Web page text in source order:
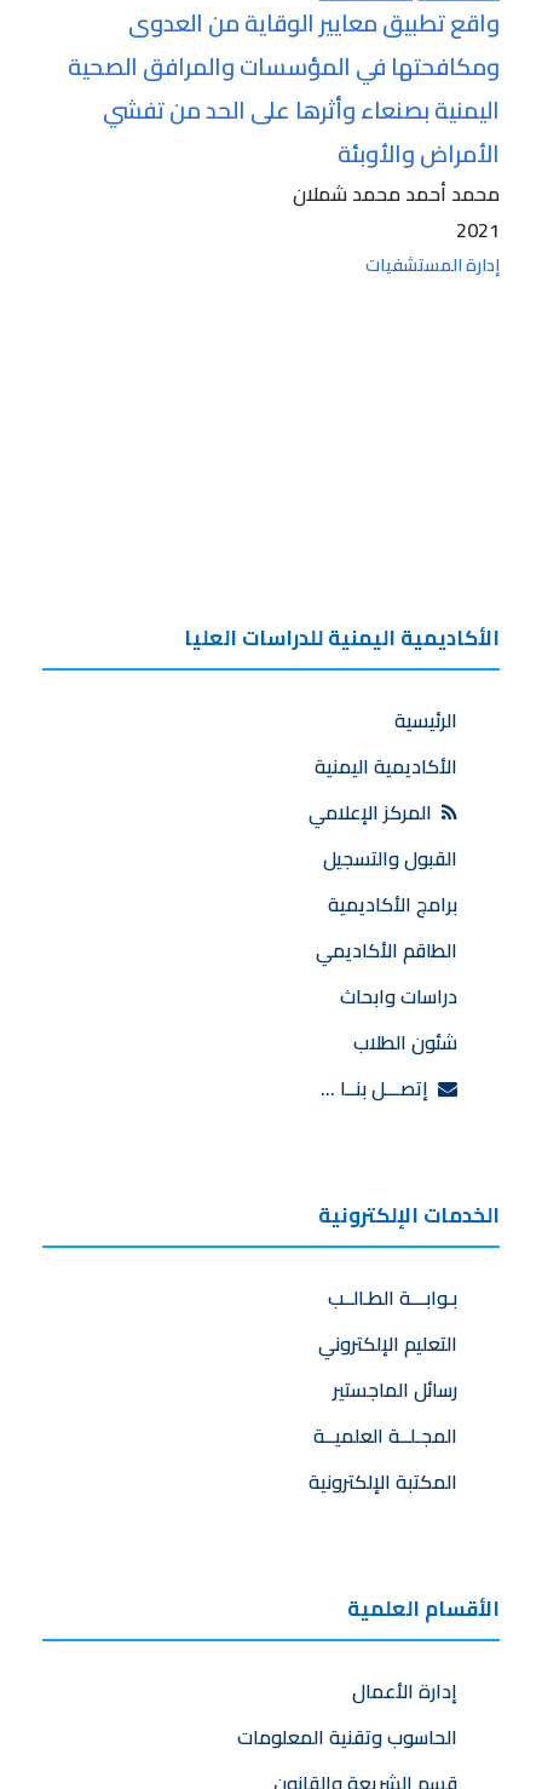
واقع تطبيق معايير الوقاية من العدوى
ومكافحتها في المؤسسات والمرافق الصحية
اليمنية بصنعاء وأثرها على الحد من تفشي
الأمراض والأوبئة
محمد أحمد محمد شملان
2021
إدارة المستشفيات
الأكاديمية اليمنية للدراسات العليا
الرئيسية
الأكاديمية اليمنية
المركز الإعلامي
القبول والتسجيل
برامج الأكاديمية
الطاقم الأكاديمي
دراسات وابحاث
شئون الطلاب
إتصـــل بنــا …
الخدمات الإلكترونية
بـوابـــة الطـالــب
التعليم الإلكتروني
رسائل الماجستير
المجـلــة العلميــة
المكتبة الإلكترونية
الأقسام العلمية
إدارة الأعمال
الحاسوب وتقنية المعلومات